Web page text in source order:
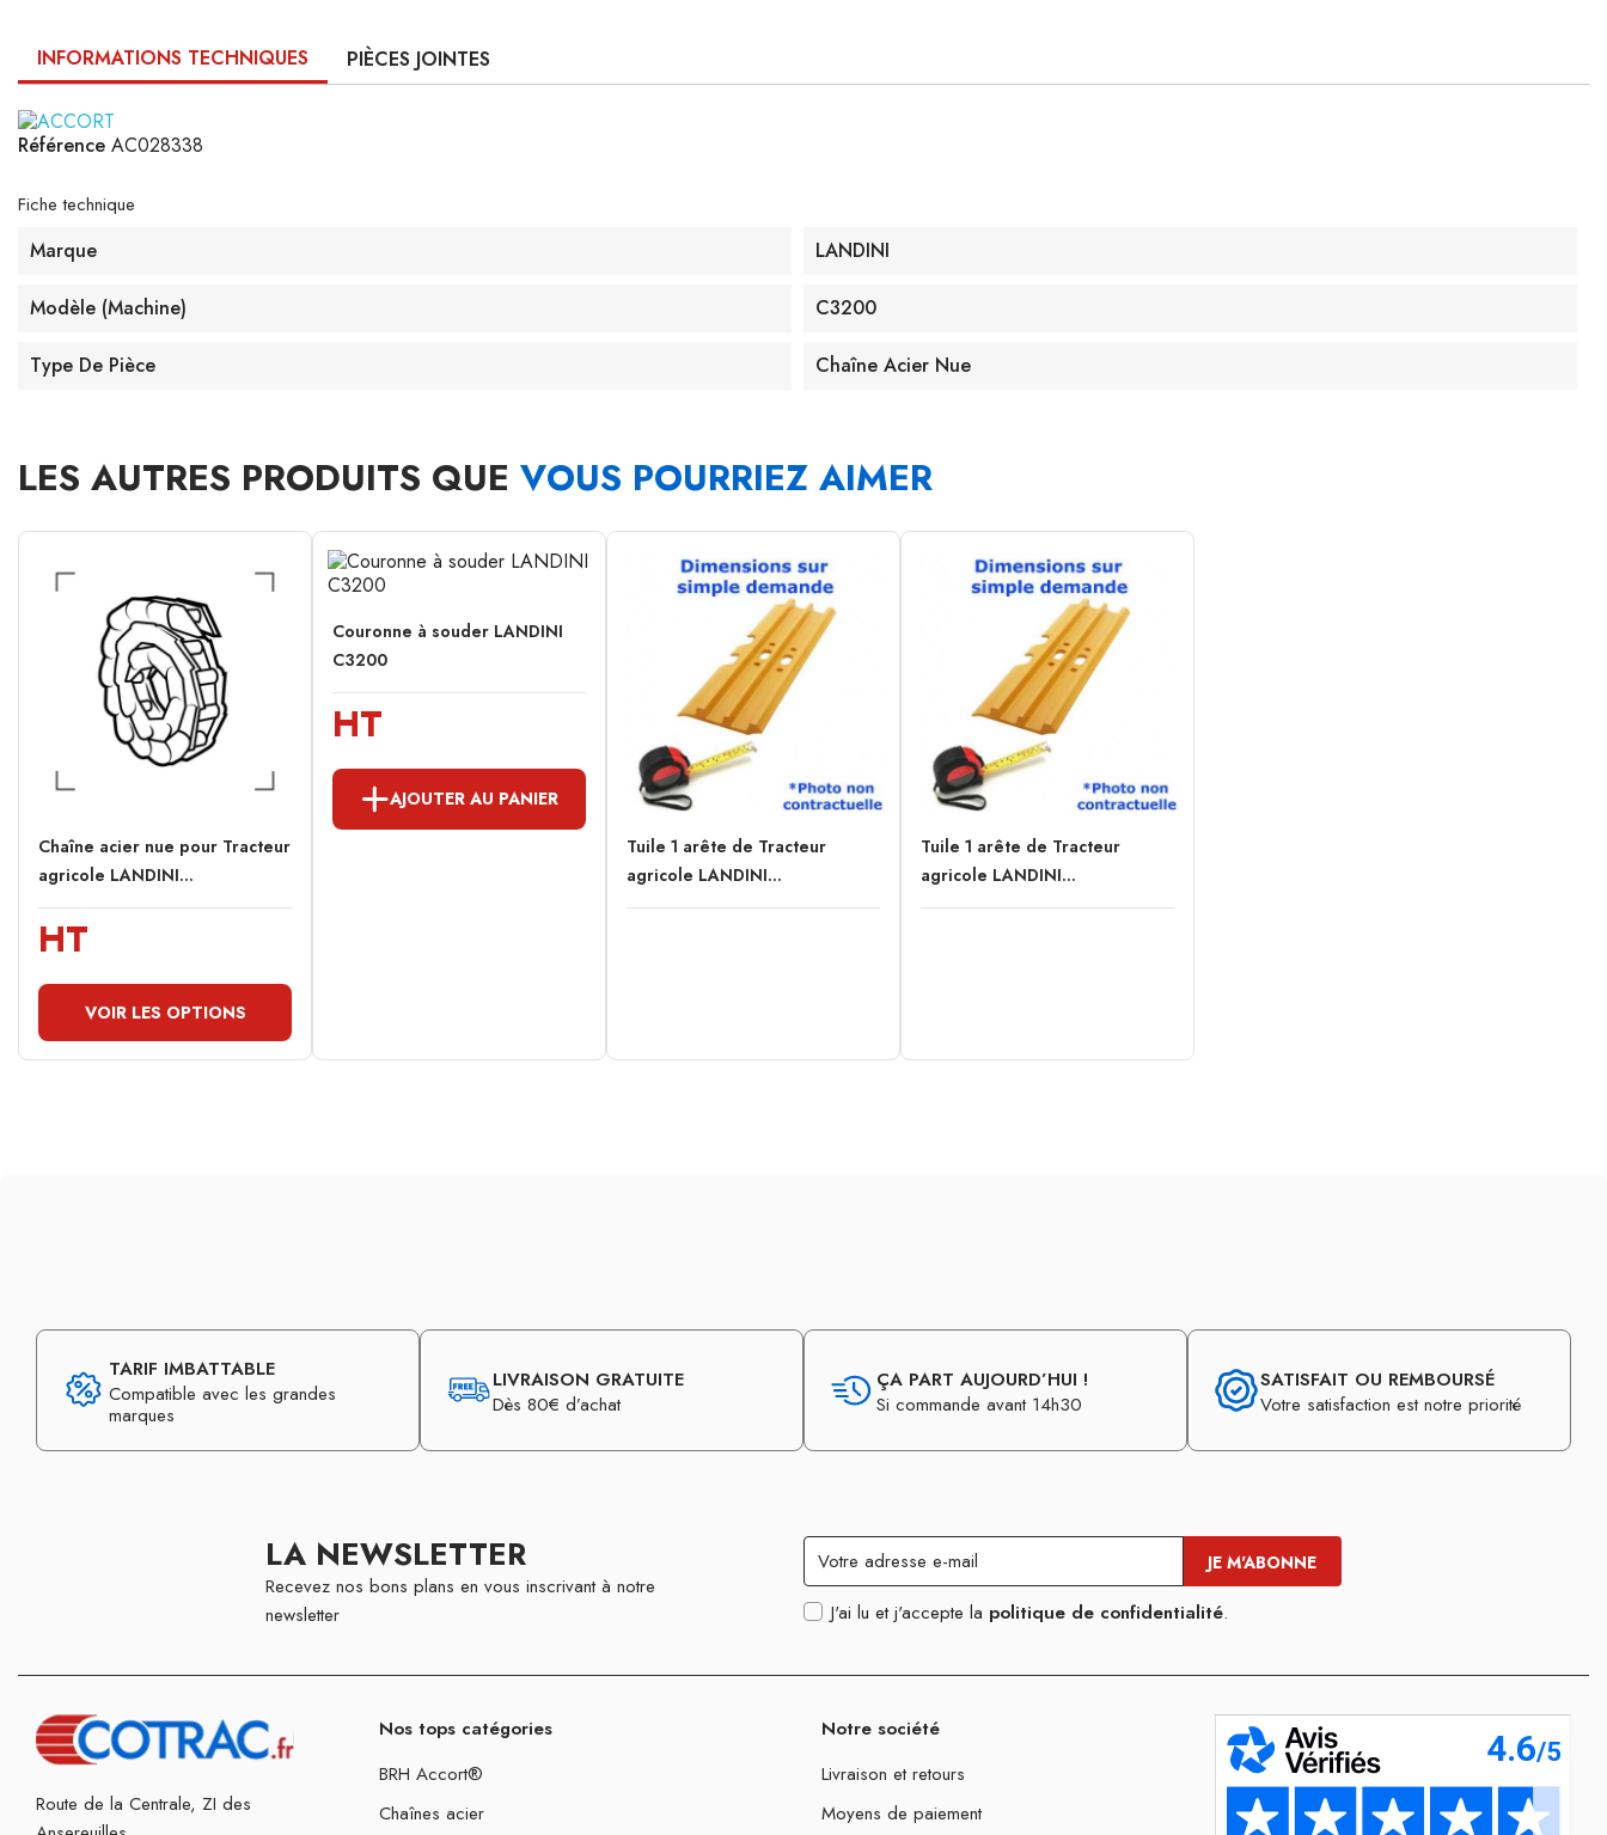
INFORMATIONS TECHNIQUES PIÈCES JOINTES
Référence AC028338
Fiche technique
Marque LANDINI
Modèle (machine) C3200
Type De Pièce Chaîne Acier Nue
LES AUTRES PRODUITS QUE VOUS POURRIEZ AIMER
Chaîne acier nue pour Tracteur
agricole LANDINI...
HT
VOIR LES OPTIONS
Couronne à souder LANDINI
C3200
HT
AJOUTER AU PANIER
Tuile 1 arête de Tracteur
agricole LANDINI...
Tuile 1 arête de Tracteur
agricole LANDINI...
TARIF IMBATTABLE
Compatible avec les grandes
marques
LIVRAISON GRATUITE
Dès 80€ d’achat
ÇA PART AUJOURD’HUI !
Si commande avant 14h30
SATISFAIT OU REMBOURSÉ
Votre satisfaction est notre priorité
LA NEWSLETTER
Recevez nos bons plans en vous inscrivant à notre
newsletter
J'ai lu et j'accepte la politique de confidentialité.
Route de la Centrale, ZI des
Nos tops catégories
BRH Accort®
Chaînes acier
Notre société
Livraison et retours
Moyens de paiement